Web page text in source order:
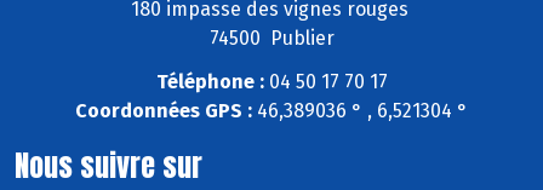
180 impasse des vignes rouges
74500 Publier
Téléphone :04 50 17 70 17
Coordonnées GPS : 46,389036 ° , 6,521304 °
Nous suivre sur